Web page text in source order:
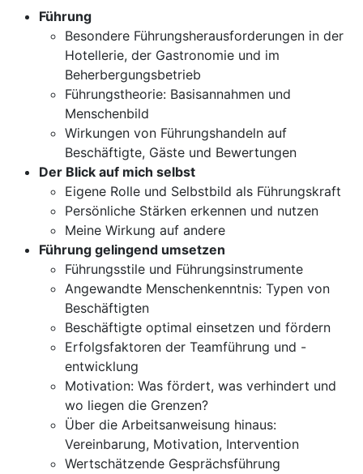
Führung
Besondere Führungsherausforderungen in der
Hotellerie, der Gastronomie und im
Beherbergungsbetrieb
Führungstheorie: Basisannahmen und
Menschenbild
Wirkungen von Führungshandeln auf
Beschäftigte, Gäste und Bewertungen
Der Blick auf mich selbst
Eigene Rolle und Selbstbild als Führungskraft
Persönliche Stärken erkennen und nutzen
Meine Wirkung auf andere
Führung gelingend umsetzen
Führungsstile und Führungsinstrumente
Angewandte Menschenkenntnis: Typen von
Beschäftigten
Beschäftigte optimal einsetzen und fördern
Erfolgsfaktoren der Teamführung und -
entwicklung
Motivation: Was fördert, was verhindert und
wo liegen die Grenzen?
Über die Arbeitsanweisung hinaus:
Vereinbarung, Motivation, Intervention
Wertschätzende Gesprächsführung